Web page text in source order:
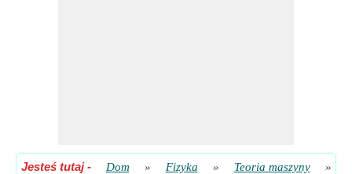
Jesteś tutaj- Dom » Fizyka » Teoria maszyny
»